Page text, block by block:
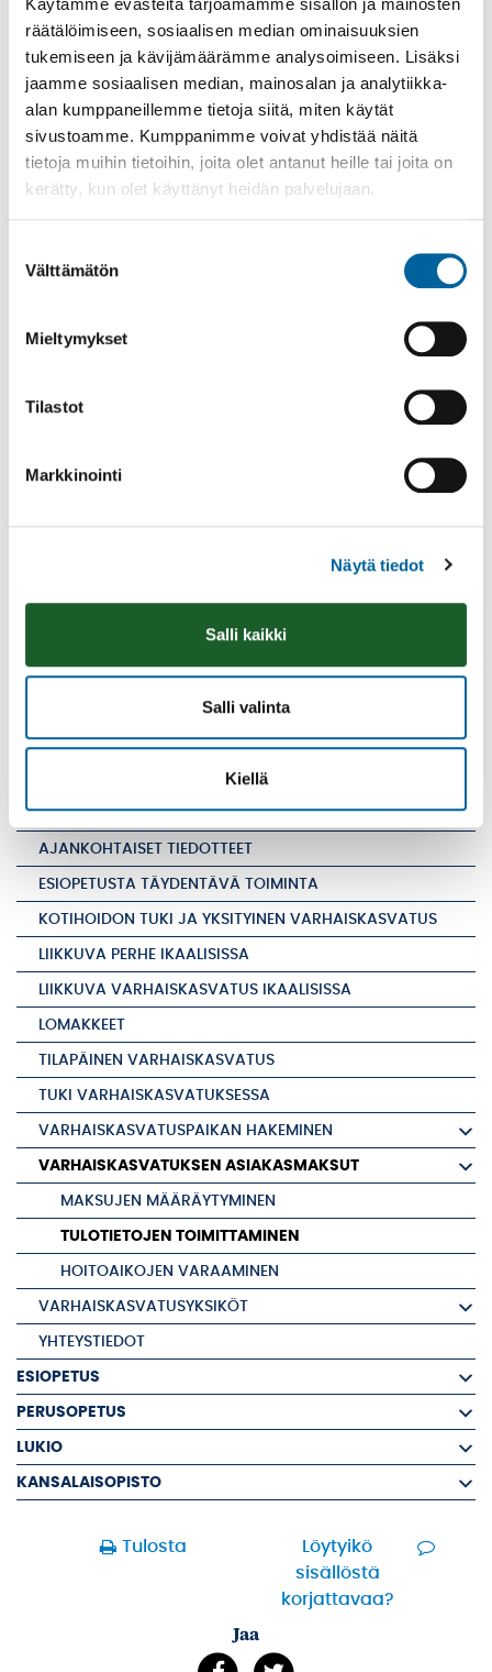
räätälöimiseen, sosiaalisen median ominaisuuksien
tukemiseen ja kävijämäärämme analysoimiseen. Lisäksi
jaamme sosiaalisen median, mainosalan ja analytiikka-
alan kumppaneillemme tietoja siitä, miten käytät
sivustoamme. Kumppanimme voivat yhdistää näitä
tietoja muihin tietoihin, joita olet antanut heille tai joita on
kerätty, kun olet käyttänyt heidän palvelujaan.
valinta
Välttämätön
Mieltymykset
Tilastot
Markkinointi
Näytä tiedot
Salli kaikki
Salli valinta
Kiellä
VARHAISKASVATUS
AJANKOHTAISET TIEDOTTEET
ESIOPETUSTA TÄYDENTÄVÄ TOIMINTA
KOTIHOIDON TUKI JA YKSITYINEN VARHAISKASVATUS
LIIKKUVA PERHE IKAALISISSA
LIIKKUVA VARHAISKASVATUS IKAALISISSA
LOMAKKEET
TILAPÄINEN VARHAISKASVATUS
TUKI VARHAISKASVATUKSESSA
VARHAISKASVATUSPAIKAN HAKEMINEN
VARHAISKASVATUKSEN ASIAKASMAKSUT
MAKSUJEN MÄÄRÄYTYMINEN
TULOTIETOJEN TOIMITTAMINEN
HOITOAIKOJEN VARAAMINEN
VARHAISKASVATUSYKSIKÖT
YHTEYSTIEDOT
ESIOPETUS
PERUSOPETUS
LUKIO
KANSALAISOPISTO
Pääoma-, osinko-, korko-, vuokra- ja metsätulot
Verotuspäätös viimeksi valmistuneesta
(löytyy
www.omavero.fi
> Toiminnot >
Yhteydenpito > Päätökset ja kirjeet >
Postilaatikko tai Arkisto)
Selvitys osinko- ja korkotuloista
Selvitys metsän määrästä (ha) sekä sen
sijaintikunnasta
määrittämiseksi
yhteenlasketut kuukausitulot muuttuvat vähintään
10% on perhe velvollinen toimittamaan uudet
oikeus tarkistaa tulot takautuvasti. Perheen
alusta ja nämä muutokset ovat voimassa
vähintään 3 kuukautta.
Tulosta
Löytyikö
sisällöstä
korjattavaa?
Jaa